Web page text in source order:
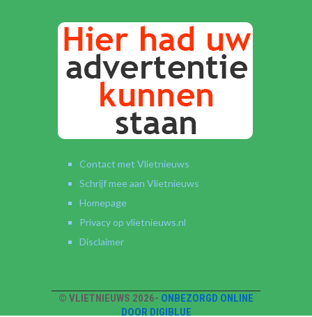
Contact met Vlietnieuws
Schrijf mee aan Vlietnieuws
Homepage
Privacy op vlietnieuws.nl
Disclaimer
© VLIETNIEUWS 2026- ONBEZORGD ONLINE
DOOR DIGIBLUE